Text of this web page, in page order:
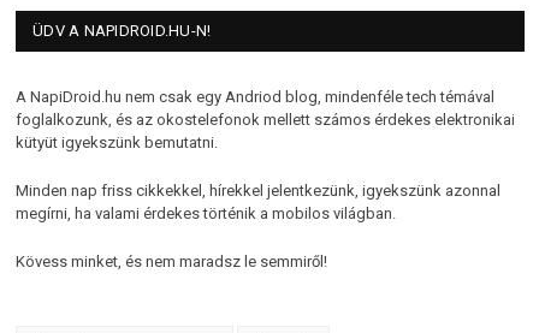
ÜDV A NAPIDROID.HU-N!
A NapiDroid.hu nem csak egy Andriod blog, mindenféle tech témával
foglalkozunk, és az okostelefonok mellett számos érdekes elektronikai
kütyüt igyekszünk bemutatni.
Minden nap friss cikkekkel, hírekkel jelentkezünk, igyekszünk azonnal
megírni, ha valami érdekes történik a mobilos világban.
Kövess minket, és nem maradsz le semmiről!